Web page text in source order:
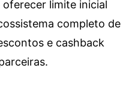
limite inicial
completo de
e cashback